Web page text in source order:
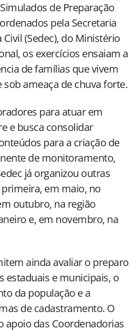
de Preparação
pela Secretaria
(Sedec), do Ministério
os exercícios ensaiam a
de famílias que vivem
sob ameaça de chuva forte.
para atuar em
e busca consolidar
para a criação de
de monitoramento,
já organizou outras
em maio, no
outubro, na região
e, em novembro, na
ainda avaliar o preparo
estaduais e municipais, o
da população e a
de cadastramento. O
apoio das Coordenadorias